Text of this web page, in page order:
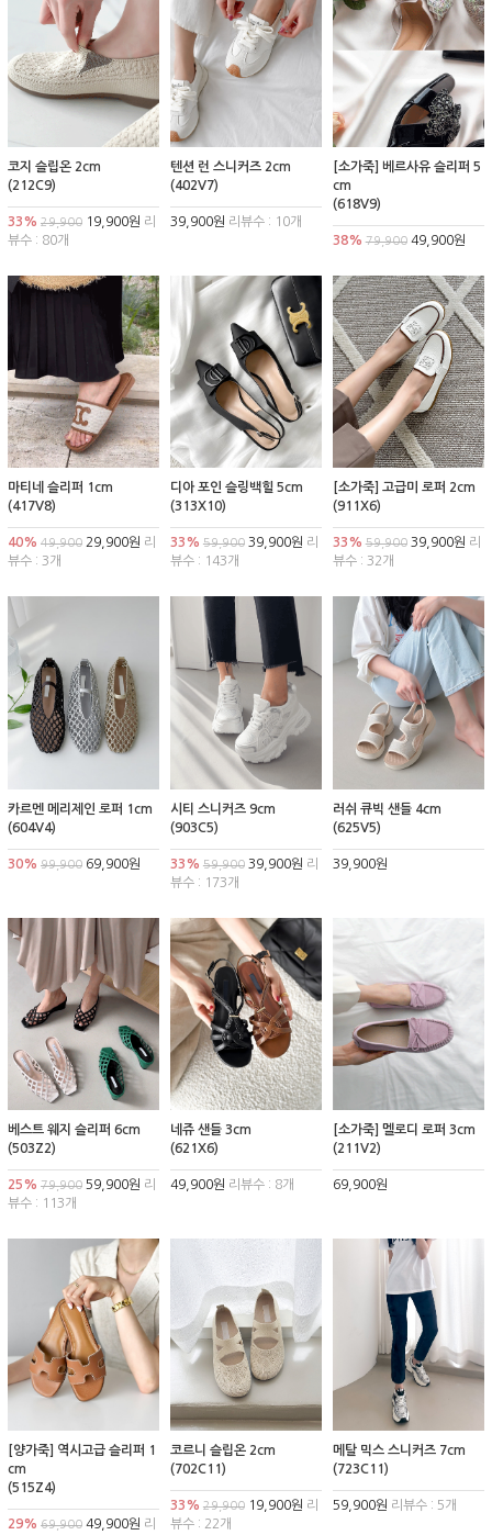
코지 슬립온 2cm
(212C9)
33% 29,900 19,900원 리
뷰수 : 80개
텐션 런 스니커즈 2cm
(402V7)
39,900원 리뷰수 : 10개
[소가죽] 베르사유 슬리퍼 5
cm
(618V9)
38% 79,90049,900원
마티네 슬리퍼 1cm
(417V8)
40% 49,900 29,900원 리
뷰수 : 3개
디아 포인 슬링백힐 5cm
(313X10)
33% 59,90039,900원 리
뷰수 : 143개
[소가죽] 고급미 로퍼 2cm
(911X6)
33% 59,90039,900원 리
뷰수 : 32개
카르멘 메리제인 로퍼 1cm
(604V4)
30% 99,900 69,900원
시티 스니커즈 9cm
(903C5)
33% 59,90039,900원 리
뷰수 : 173개
러쉬 큐빅 샌들 4cm
(625V5)
39,900원
베스트 웨지 슬리퍼 6cm
(503Z2)
25% 79,900 59,900원 리
뷰수 : 113개
네쥬 샌들 3cm
(621X6)
49,900원 리뷰수 : 8개
[소가죽] 멜로디 로퍼 3cm
(211V2)
69,900원
[양가죽] 역시고급 슬리퍼 1
cm
(515Z4)
29% 69,900 49,900원 리
코르니 슬립온 2cm
(702C11)
33% 29,90019,900원 리
뷰수 : 22개
메탈 믹스 스니커즈 7cm
(723C11)
59,900원 리뷰수 : 5개